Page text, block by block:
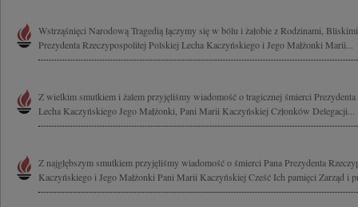
Wstrząśnięci Narodową Tragedią łączymy się w bólu i żałobie z Rodzinami,
Prezydenta Rzeczypospolitej Polskiej Lecha Kaczyńskiego i Jego Małżonki Marii...
Z wielkim smutkiem i żalem przyjęliśmy wiadomość o tragicznej śmierci
Lecha Kaczyńskiego Jego Małżonki, Pani Marii Kaczyńskiej Członków Delegacji...
Z najgłębszym smutkiem przyjęliśmy wiadomość o śmierci Pana Prezydenta
Kaczyńskiego i Jego Małżonki Pani Marii Kaczyńskiej Cześć Ich pamięci Zarząd i